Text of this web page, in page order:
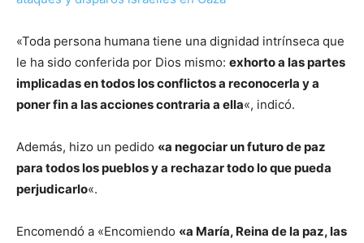
«Toda persona humana tiene una dignidad intrínseca que
le ha sido conferida por Dios mismo: exhorto a las partes
implicadas en todos los conflictos a reconocerla y a
poner fin a las acciones contraria a ella«, indicó.
Además, hizo un pedido «a negociar un futuro de paz
para todos los pueblos y a rechazar todo lo que pueda
perjudicarlo«.
Encomendó a «Encomiendo «a María, Reina de la paz, las